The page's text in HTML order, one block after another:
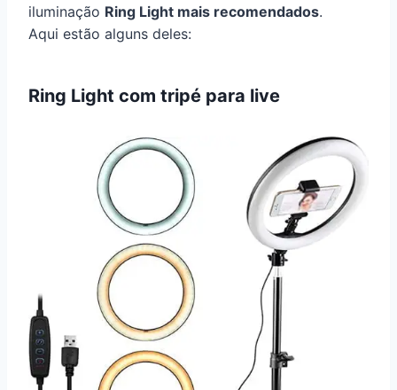
iluminação Ring Light mais recomendados.
Aqui estão alguns deles:
Ring Light com tripé para live